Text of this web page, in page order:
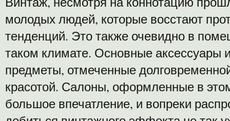
молодых людей, которые восстают
тенденций. Это также очевидно в
таком климате. Основные аксессуары
предметы, отмеченные
красотой. Салоны, оформленные в
большое впечатление, и вопреки